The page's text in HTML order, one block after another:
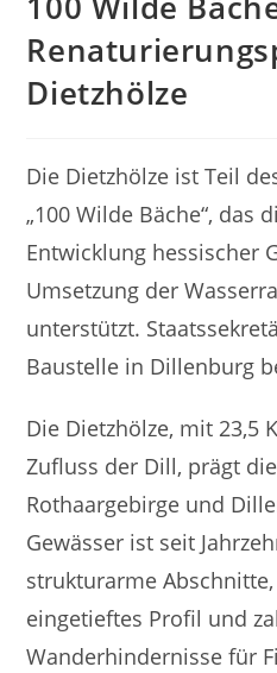
Dietzhölze
Die Dietzhölze ist Teil
„100 Wilde Bäche“, das
Entwicklung hessischer
Umsetzung der
unterstützt.
Baustelle in Dillenburg
Die Dietzhölze, mit 23,5
Zufluss der Dill, prägt
Rothaargebirge und
Gewässer ist seit
strukturarme
eingetieftes Profil und
Wanderhindernisse für